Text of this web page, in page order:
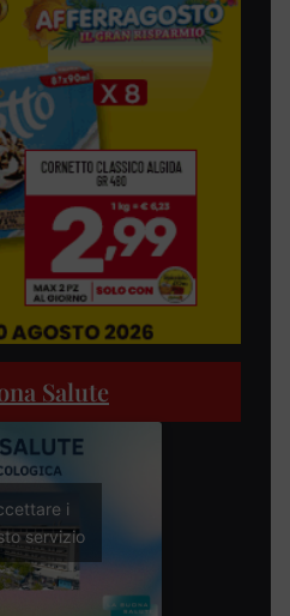
Salute
i
servizio